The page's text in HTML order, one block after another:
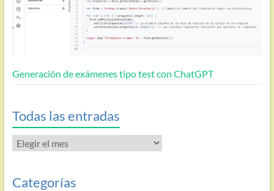
Generación de exámenes tipo test con ChatGPT
Todas las entradas
Todas
las
Categorías